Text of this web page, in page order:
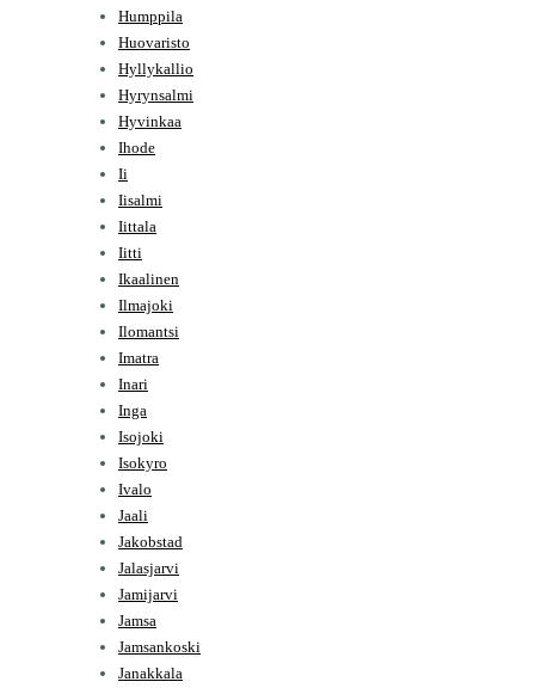
Humppila
Huovaristo
Hyllykallio
Hyrynsalmi
Hyvinkaa
Ihode
Ii
Iisalmi
Iittala
Iitti
Ikaalinen
Ilmajoki
Ilomantsi
Imatra
Inari
Inga
Isojoki
Isokyro
Ivalo
Jaali
Jakobstad
Jalasjarvi
Jamijarvi
Jamsa
Jamsankoski
Janakkala